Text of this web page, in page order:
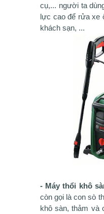
cụ,... người ta
lực cao để rửa xe
khách sạn, ...
- Máy thổi khô
còn gọi là con sò
khô sàn, thảm và